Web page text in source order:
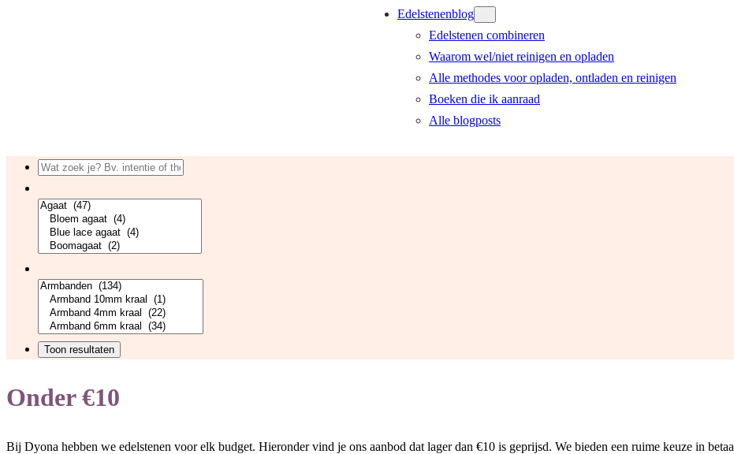
Edelstenenblog
Edelstenen combineren
Waarom wel/niet reinigen en opladen
Alle methodes voor opladen, ontladen en reinigen
Boeken die ik aanraad
Alle blogposts
Onder €10
Bij Dyona hebben we edelstenen voor elk budget. Hieronder vind je ons aanbod dat lager dan €10 is geprijsd. We bieden een ruime keuze in